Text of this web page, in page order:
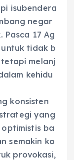
isubendera
negar
Pasca 17 Ag
tidak b
melanj
kehidu
konsisten
yang
ba
semakin ko
provokasi,